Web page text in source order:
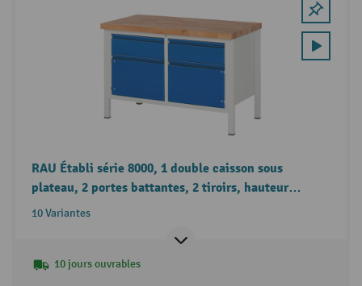
RAU Établi série 8000, 1 double caisson sous
plateau, 2 portes battantes, 2 tiroirs, hauteur
840 mm
10 Variantes
10 jours ouvrables